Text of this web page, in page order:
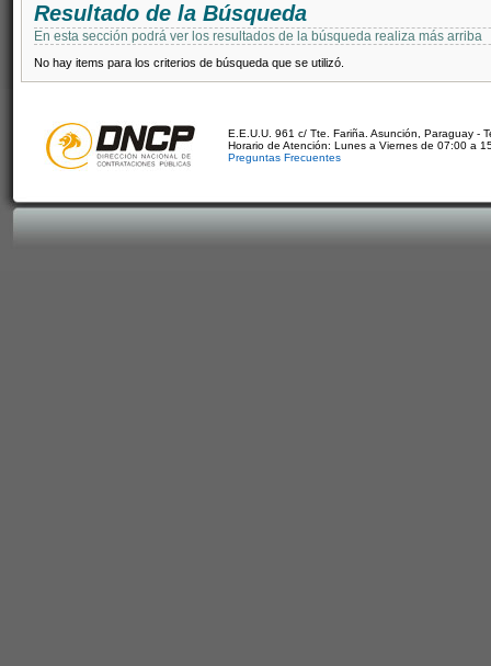
Resultado de la Búsqueda
En esta sección podrá ver los resultados de la búsqueda realiza más arriba
No hay items para los criterios de búsqueda que se utilizó.
E.E.U.U. 961 c/ Tte. Fariña. Asunción, Paraguay -
Horario de Atención: Lunes a Viernes de 07:00 a
Preguntas Frecuentes